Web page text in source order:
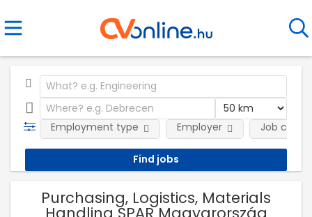
Employment type Employer Job
Purchasing, Logistics, Materials
Handling SPAR Magyarország